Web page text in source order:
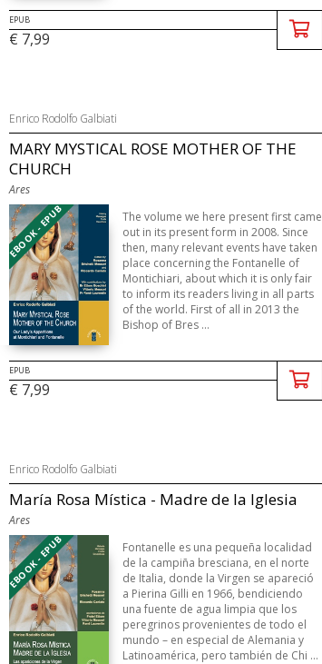
EPUB
€ 7,99
Enrico Rodolfo Galbiati
MARY MYSTICAL ROSE MOTHER OF THE
CHURCH
Ares
EBOOK - EPUB
The volume we here present first came
out in its present form in 2008. Since
then, many relevant events have taken
place concerning the Fontanelle of
Montichiari, about which it is only fair
to inform its readers living in all parts
of the world. First of all in 2013 the
Bishop of Bres ...
EPUB
€ 7,99
Enrico Rodolfo Galbiati
María Rosa Mística - Madre de la Iglesia
Ares
EBOOK - EPUB
Fontanelle es una pequeña localidad
de la campiña bresciana, en el norte
de Italia, donde la Virgen se apareció
a Pierina Gilli en 1966, bendiciendo
una fuente de agua limpia que los
peregrinos provenientes de todo el
mundo – en especial de Alemania y
Latinoamérica, pero también de Chi ...